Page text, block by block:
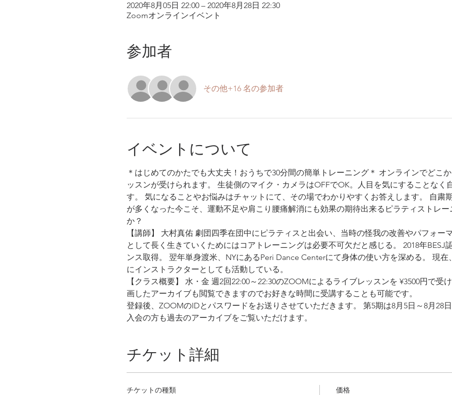
2020年8月05日 22:00 – 2020年8月28日 22:30
Zoomオンラインイベント
参加者
その他+16 名の参加者
イベントについて
＊はじめてのかたでも大丈夫！おうちで30分間の簡単トレーニング＊ オンラインでどこ
ッスンが受けられます。 生徒側のマイク・カメラはOFFでOK。人目を気にすることなく
す。 気になることやお悩みはチャットにて、その場でわかりやすくお答えします。 自粛
が多くなった今こそ、運動不足や肩こり腰痛解消にも効果の期待出来るピラティストレ
か？
【講師】 大村真佑 劇団四季在団中にピラティスと出会い、当時の怪我の改善やパフォー
として長く生きていくためにはコアトレーニングは必要不可欠だと感じる。 2018年BESJ
ンス取得。 翌年単身渡米、NYにあるPeri Dance Centerにて身体の使い方を深める。 現
にインストラクターとしても活動している。
【クラス概要】 水・金 週2回22:00～22:30のZOOMによるライブレッスンを ¥3500円で受
画したアーカイブも閲覧できますのでお好きな時間に受講することも可能です。
登録後、ZOOMのIDとパスワードをお送りさせていただきます。 第5期は8月5日～8月28
入会の方も過去のアーカイブをご覧いただけます。
チケット詳細
チケットの種類 価格